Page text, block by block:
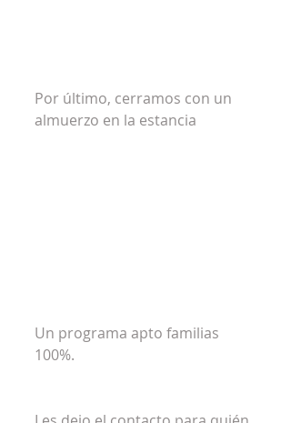
Por último, cerramos con un
almuerzo en la estancia
Un programa apto familias
100%.